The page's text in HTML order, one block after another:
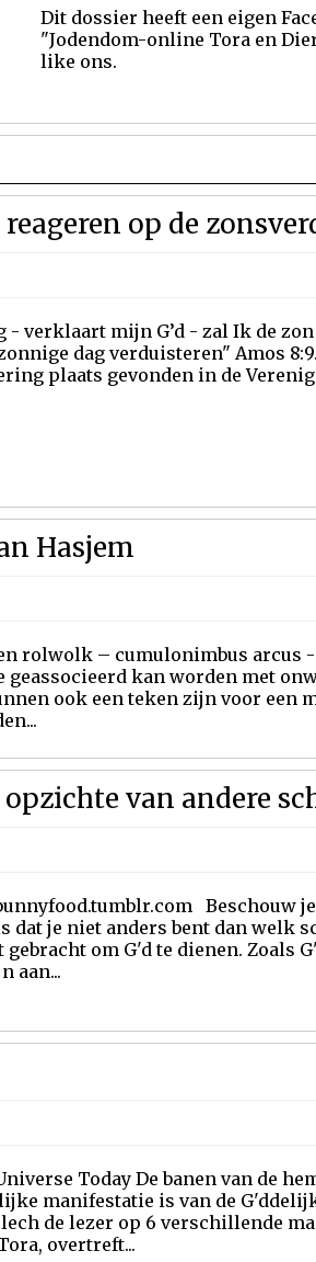
Dit dossier heeft een eigen
"Jodendom-online Tora en
like ons.
op de
- verklaart mijn G’d - zal Ik de
dag verduisteren" Amos
plaats gevonden in de
Hasjem
rolwolk – cumulonimbus arcus
geassocieerd kan worden met
ook een teken zijn voor een
van andere
Beschouw
dat je niet anders bent dan welk
gebracht om G'd te dienen. Zoals
aan...
Today De banen van de
manifestatie is van de
de lezer op 6 verschillende
overtreft...